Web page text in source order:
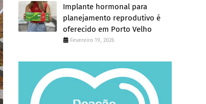
Implante hormonal para
planejamento reprodutivo é
oferecido em Porto Velho
Fevereiro 19, 2026